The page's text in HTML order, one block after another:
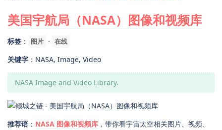
美国宇航局（NASA）图像和视频库
标签 ： 图片 · 在线
关键字 ：NASA, Image, Video
NASA Image and Video Library.
推荐语 ： NASA 图像和视频库 ，带你看宇宙太空相关图片、视频、